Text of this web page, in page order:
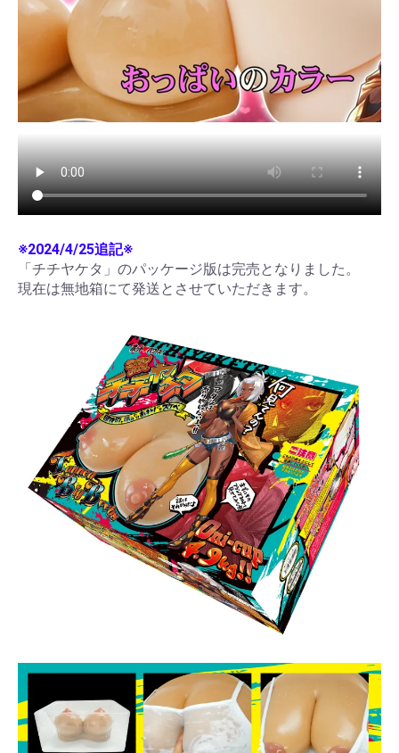
※2024/4/25追記※
「チチヤケタ」のパッケージ版は完売となりました。
現在は無地箱にて発送とさせていただきます。